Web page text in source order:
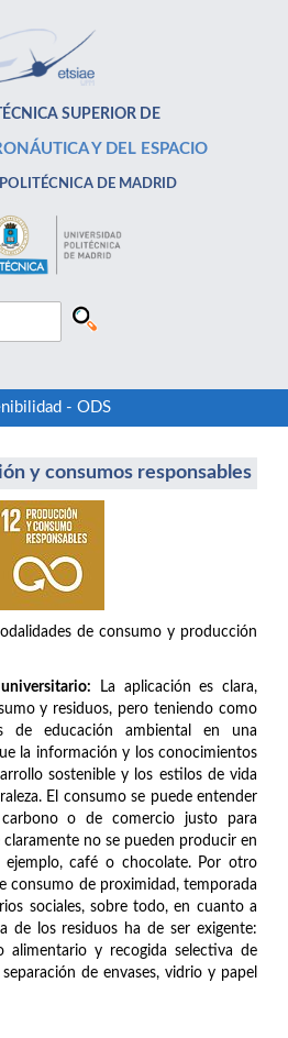
SUPERIOR DE
Y DEL ESPACIO
DE MADRID
- ODS
y consumos responsables
de consumo y producción
La aplicación es clara,
y residuos, pero teniendo como
de educación ambiental en una
la información y los conocimientos
sostenible y los estilos de vida
El consumo se puede entender
o de comercio justo para
no se pueden producir en
café o chocolate. Por otro
consumo de proximidad, temporada
sociales, sobre todo, en cuanto a
de los residuos ha de ser exigente:
alimentario y recogida selectiva de
de envases, vidrio y papel